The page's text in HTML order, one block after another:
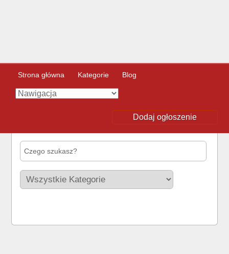
Strona główna Kategorie Blog
Dodaj ogłoszenie